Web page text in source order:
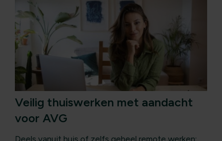
Veilig thuiswerken met aandacht
voor AVG
Deels vanuit huis of zelfs geheel remote werken: